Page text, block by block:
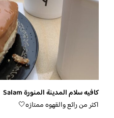
كافيه سلام المدينة المنورة Salam
اكثر من رائع والقهوه ممتازه🤍